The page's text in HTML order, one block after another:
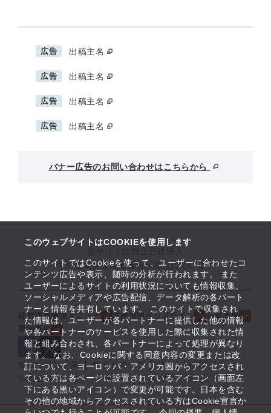
このウェブサイトはCOOKIEを使用します
このサイトではCookieを使って、ユーザーに合わせたコ
ンテンツ広告や表示、随時の分析が行われます。 また
ユーザーによるサイトの利用状況についても情報収集、
ソーシャルメディアや広告配信、データ解析の各パート
ナーと情報を共有しています。 このサイトで収集され
た情報は、ユーザーが各パートナーに提供した他の情報
や各パートナーのサービスを使用した際に収集された情
報と組み合わされ、各パートナーによって処理が異なり
ます。 なお、Cookieに関する同意内容の変更または改
訂について、ヨーロッパ・アメリカ圏からアクセスされ
ている方は各ページに設置されているアイコン（画面左
下にある黒いアイコン）で変更が可能です。日本を含む
その他の地域からアクセスされている方はCookie宣言か
広告 出稿主名
広告 出稿主名
広告 出稿主名
広告 出稿主名
バナー広告のお問い合わせはこちらから
中小企業基盤整備機構が運営しています
経営課題解決メニュー 支援情報ヘッドライン
起業支援
取組事例
役立つリンク集 サイトマップ
サイト利用条件
SNS公式アカウント一覧
ウェブアクセシビリティ